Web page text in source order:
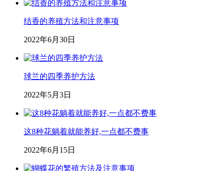
结香的养殖方法和注意事项
2022年6月30日
球兰的四季养护方法
2022年5月3日
这8种花躺着就能养好,一点都不费事
2022年6月15日